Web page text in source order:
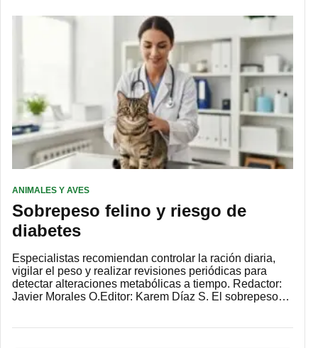
ANIMALES Y AVES
Sobrepeso felino y riesgo de
diabetes
Especialistas recomiendan controlar la ración diaria,
vigilar el peso y realizar revisiones periódicas para
detectar alteraciones metabólicas a tiempo. Redactor:
Javier Morales O.Editor: Karem Díaz S. El sobrepeso…